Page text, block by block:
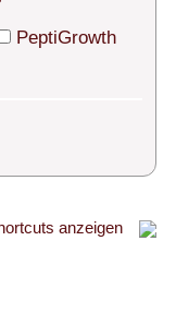
PeptiGrowth
anzeigen